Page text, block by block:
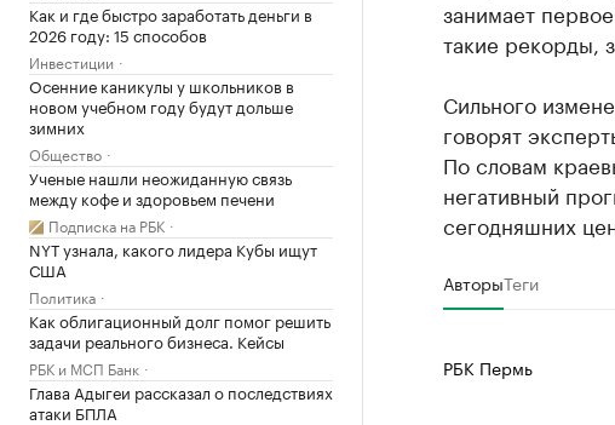
Как и где быстро заработать деньги в
2026 году: 15 способов
Инвестиции
Осенние каникулы у школьников в
новом учебном году будут дольше
зимних
Общество
Ученые нашли неожиданную связь
между кофе и здоровьем печени
Подписка на РБК
NYT узнала, какого лидера Кубы ищут
США
Политика
Как облигационный долг помог решить
задачи реального бизнеса. Кейсы
РБК и МСП Банк
Глава Адыгеи рассказал о последствиях
атаки БПЛА
занимает
такие рекорды,
Сильного
говорят
По словам
негативный
сегодняшних
АвторыТеги
РБК Пермь